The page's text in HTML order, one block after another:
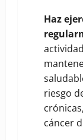
Haz
riesgo
cáncer